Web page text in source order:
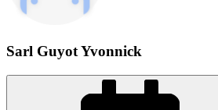
Sarl Guyot Yvonnick